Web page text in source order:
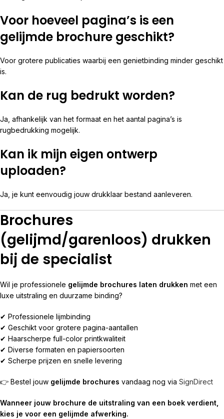
Voor hoeveel pagina’s is een
gelijmde brochure geschikt?
Voor grotere publicaties waarbij een genietbinding minder geschikt
is.
Kan de rug bedrukt worden?
Ja, afhankelijk van het formaat en het aantal pagina’s is
rugbedrukking mogelijk.
Kan ik mijn eigen ontwerp
uploaden?
Ja, je kunt eenvoudig jouw drukklaar bestand aanleveren.
Brochures
(gelijmd/garenloos) drukken
bij de specialist
Wil je professionele gelijmde brochures laten drukken met een
luxe uitstraling en duurzame binding?
✔ Professionele lijmbinding
✔ Geschikt voor grotere pagina-aantallen
✔ Haarscherpe full-color printkwaliteit
✔ Diverse formaten en papiersoorten
✔ Scherpe prijzen en snelle levering
👉 Bestel jouw gelijmde brochures vandaag nog via SignDirect
Wanneer jouw brochure de uitstraling van een boek verdient,
kies je voor een gelijmde afwerking.